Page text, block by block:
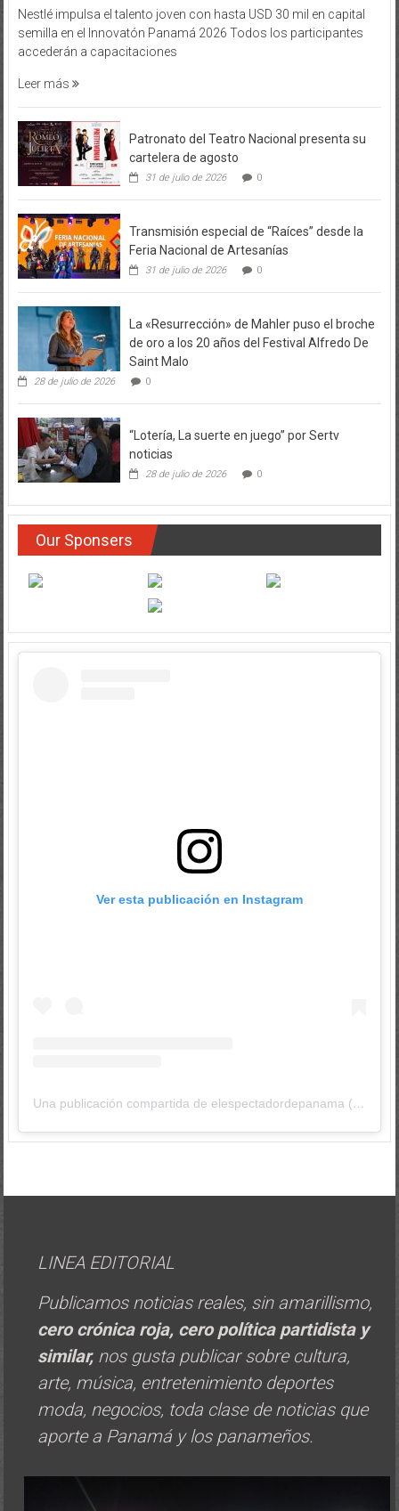
Nestlé impulsa el talento joven con hasta USD 30 mil en capital
semilla en el Innovatón Panamá 2026 Todos los participantes
accederán a capacitaciones
Leer más
Patronato del Teatro Nacional presenta su
cartelera de agosto
31 de julio de 2026 0
Transmisión especial de “Raíces” desde la
Feria Nacional de Artesanías
31 de julio de 2026 0
La «Resurrección» de Mahler puso el broche
de oro a los 20 años del Festival Alfredo De
Saint Malo
28 de julio de 2026 0
“Lotería, La suerte en juego” por Sertv
noticias
28 de julio de 2026 0
Our Sponsers
Ver esta publicación en Instagram
Una publicación compartida de elespectadordepanama (@elespectadordepanama)
LINEA EDITORIAL
Publicamos noticias reales, sin amarillismo,
cero crónica roja, cero política partidista y
similar, nos gusta publicar sobre cultura,
arte, música, entretenimiento deportes
moda, negocios, toda clase de noticias que
aporte a Panamá y los panameños.